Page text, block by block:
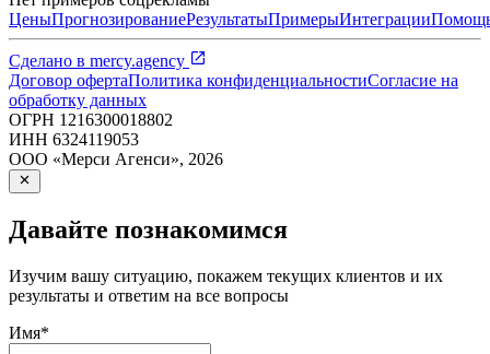
ЦеныПрогнозированиеРезультатыПримерыИнтеграции
Сделано в mercy.agency
Договор офертаПолитика конфиденциальностиСогласие на
обработку данных
ОГРН 1216300018802
ИНН 6324119053
ООО «Мерси Агенси», 2026
Давайте познакомимся
Изучим вашу ситуацию, покажем текущих клиентов и их
результаты и ответим на все вопросы
Имя*